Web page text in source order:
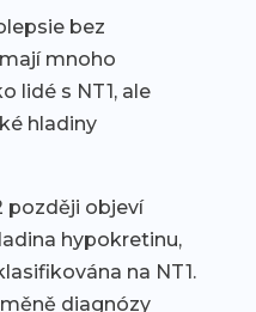
bez
mnoho
lidé s NT1, ale
hladiny
později objeví
hypokretinu,
na NT1.
diagnózy